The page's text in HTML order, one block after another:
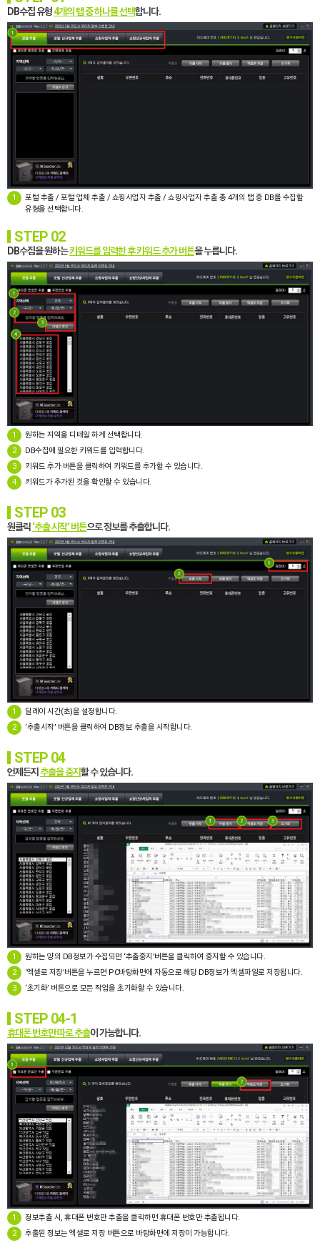
DB수집 유형4개의 탭 중 하나를 선택합니다.
1
포털 추출 / 포털 업체 추출 / 쇼핑사업자 추출 / 쇼핑사업자 추출 총 4개의 탭 중 DB를 수집할
유형을 선택합니다.
STEP 02
DB수집을 원하는키워드를 입력한 후 키워드 추가 버튼을 누릅니다.
1
원하는 지역을 디테일 하게 선택합니다.
2
DB수집에 필요한 키워드를 입력합니다.
3
키워드 추가 버튼을 클릭하여 키워드를 추가할 수 있습니다.
4
키워드가 추가된 것을 확인할 수 있습니다.
STEP 03
원클릭‘추출 시작’ 버튼으로 정보를 추출합니다.
1
딜레이 시간(초)을 설정합니다.
2
‘추출시작’ 버튼을 클릭하여 DB정보 추출을 시작합니다.
STEP 04
언제든지 추출을 중지할 수 있습니다.
1
원하는 양의 DB정보가 수집되면 ‘추출중지’버튼을 클릭하여 중지할 수 있습니다.
2
‘엑셀로 저장’버튼을 누르면 PC바탕화면에 자동으로 해당 DB정보가 엑셀파일로 저장됩니다.
3
‘초기화’ 버튼으로 모든 작업을 초기화할 수 있습니다.
STEP 04-1
휴대폰 번호만 따로 추출이 가능합니다.
1
정보추출 시, 휴대폰 번호만 추출을 클릭하면 휴대폰 번호만 추출됩니다.
2
추출된 정보는 엑셀로 저장 버튼으로 바탕화면에 저장이 가능합니다.